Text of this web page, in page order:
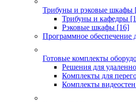
Трибуны и рэковые шкафы
Трибуны и кафедры
Рэковые шкафы [16]
Программное обеспечение
Готовые комплекты
Решения для
Комплекты для
Комплекты видеостен